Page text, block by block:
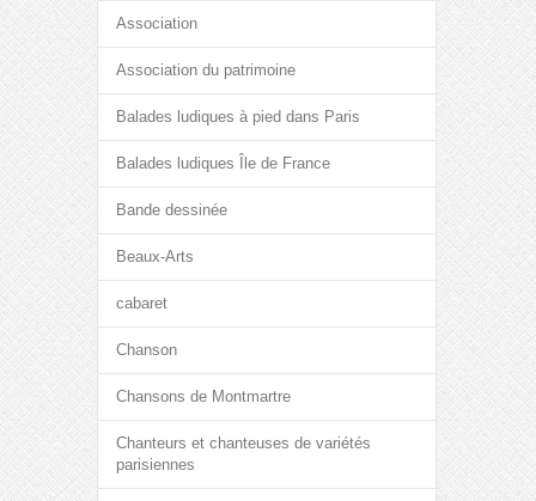
Association
Association du patrimoine
Balades ludiques à pied dans Paris
Balades ludiques Île de France
Bande dessinée
Beaux-Arts
cabaret
Chanson
Chansons de Montmartre
Chanteurs et chanteuses de variétés
parisiennes